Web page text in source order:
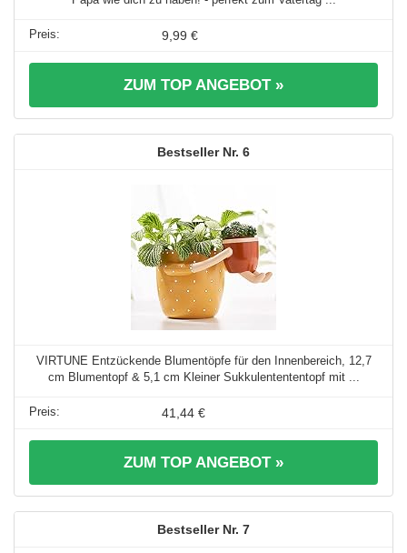
9,99 €
ZUM TOP ANGEBOT »
6
VIRTUNE Entzückende Blumentöpfe für den Innenbereich, 12,7
cm Blumentopf & 5,1 cm Kleiner Sukkulentententopf mit ...
41,44 €
ZUM TOP ANGEBOT »
7